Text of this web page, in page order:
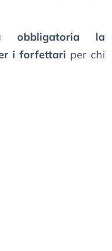
obbligatoria la
i forfettari per chi